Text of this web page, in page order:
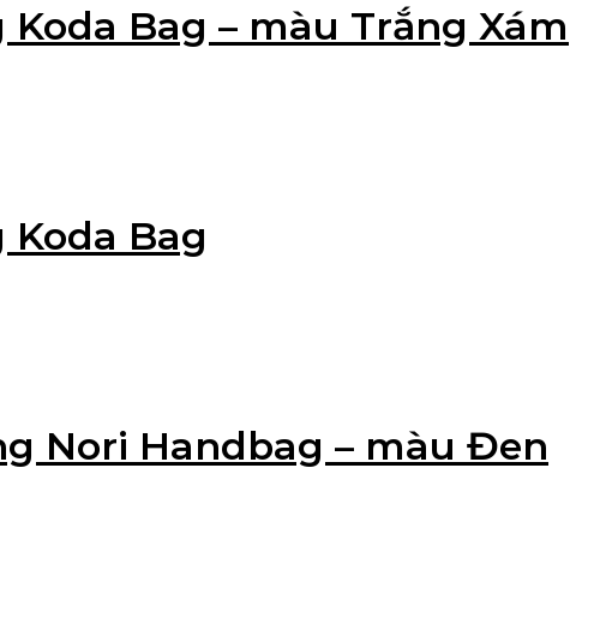
Bag – màu Trắng Xám
Bag
Nori Handbag – màu Đen